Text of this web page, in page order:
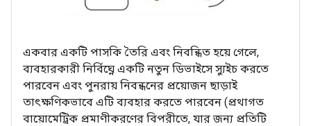
একবার একটি পাসকি তৈরি এবং নিবন্ধিত হয়ে গেলে,
ব্যবহারকারী নির্বিঘ্নে একটি নতুন ডিভাইসে স্যুইচ করতে
পারবেন এবং পুনরায় নিবন্ধনের প্রয়োজন ছাড়াই
তাৎক্ষণিকভাবে এটি ব্যবহার করতে পারবেন (প্রথাগত
বায়োমেট্রিক প্রমাণীকরণের বিপরীতে, যার জন্য প্রতিটি